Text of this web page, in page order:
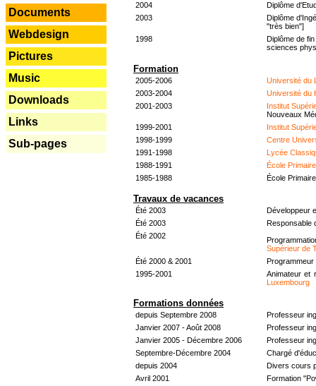
Documents
Webdesign
Pictures
Music
Downloads
Links
Sub-pages
2004
Diplôme
2003
Diplôme
"très bien"]
1998
Diplôme de
sciences
Formation
2005-2006
Université du
2003-2004
Université du
2001-2003
Institut
Nouveaux
1999-2001
Institut
1998-1999
Centre
1991-1998
Lycée
1988-1991
École
1985-1988
École
Travaux de vacances
Été 2003
Développeur
Été 2003
Responsable
Été 2002
Supérieur de
Été 2000 & 2001
Programmeur
1995-2001
Animateur et
Luxembourg
Formations données
depuis Septembre 2008
Professeur
Janvier 2007 - Août 2008
Professeur
Janvier 2005 - Décembre 2006
Professeur
Septembre-Décembre 2004
Chargé
depuis 2004
Divers cours
Avril 2001
Formation